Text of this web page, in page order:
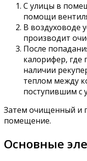
С улицы в
помощи
В воздуховоде
производит
После
калорифер, где
наличии
теплом между
поступившим с
Затем очищенный и
помещение.
Основные